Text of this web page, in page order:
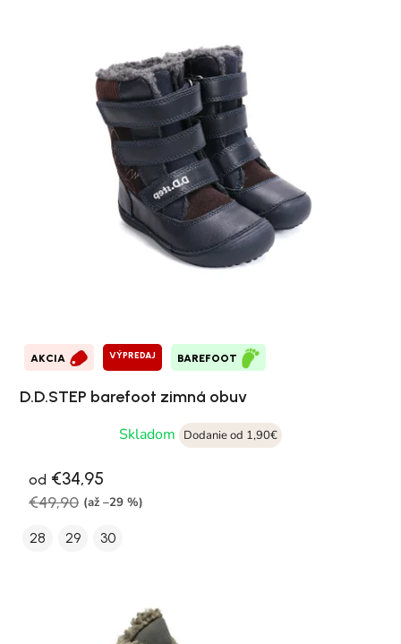
AKCIA VÝPREDAJ BAREFOOT
D.D.STEP barefoot zimná obuv
Skladom
Dodanie od 1,90€
od €34,95
€49,90 (až –29 %)
28 29 30